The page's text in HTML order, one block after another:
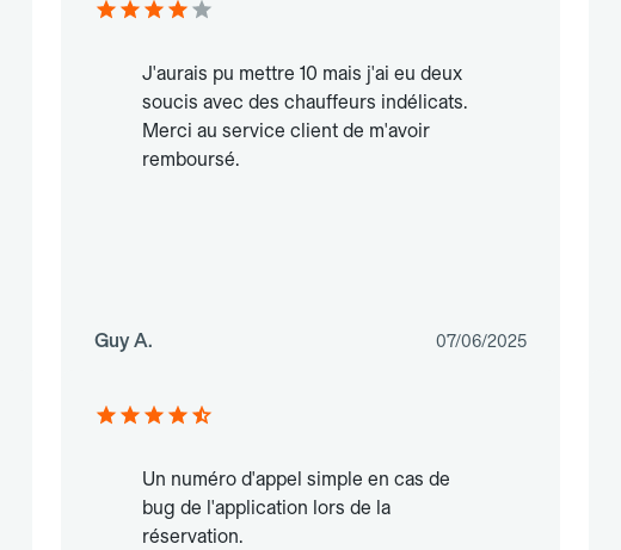
J'aurais pu mettre 10 mais j'ai eu deux
soucis avec des chauffeurs indélicats.
Merci au service client de m'avoir
remboursé.
Guy A. 07/06/2025
Un numéro d'appel simple en cas de
bug de l'application lors de la
réservation.